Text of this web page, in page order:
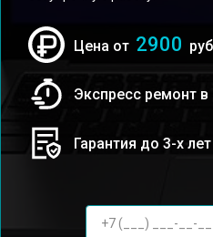
Цена от 2900 руб
Экспресс ремонт
Гарантия до 3-х лет